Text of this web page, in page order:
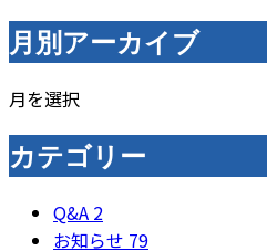
月別アーカイブ
月を選択
カテゴリー
Q&A 2
お知らせ 79